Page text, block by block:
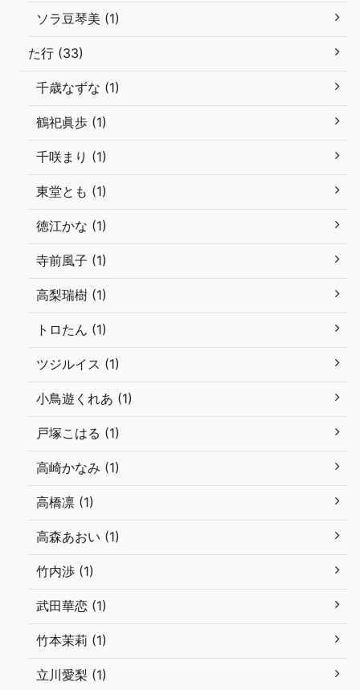
ソラ豆琴美 (1)
た行 (33)
千歳なずな (1)
鶴祀眞歩 (1)
千咲まり (1)
東堂とも (1)
徳江かな (1)
寺前風子 (1)
高梨瑞樹 (1)
トロたん (1)
ツジルイス (1)
小鳥遊くれあ (1)
戸塚こはる (1)
高崎かなみ (1)
高橋凛 (1)
高森あおい (1)
竹内渉 (1)
武田華恋 (1)
竹本茉莉 (1)
立川愛梨 (1)